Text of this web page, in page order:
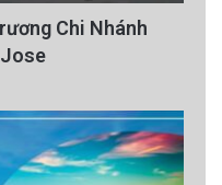
Chi Nhánh